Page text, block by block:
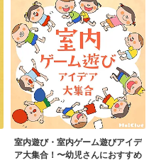
室内遊び・室内ゲーム遊びアイデ
ア大集合！〜幼児さんにおすすめ